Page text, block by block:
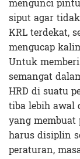
siput agar
KRL terdekat,
mengucap
Untuk
semangat
HRD di suatu
tiba lebih
yang
harus disiplin
peraturan,